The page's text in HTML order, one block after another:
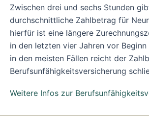
Zwischen drei und sechs Stunden
durchschnittliche Zahlbetrag für
hierfür ist eine längere
in den letzten vier Jahren vor
in den meisten Fällen reicht der
Berufsunfähigkeitsversicherung
Weitere Infos zur